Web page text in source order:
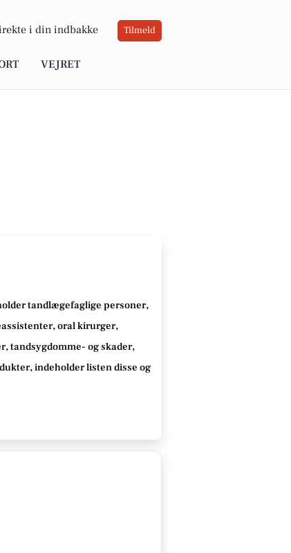
i din indbakke Tilmeld
VEJRET
tandlægefaglige personer,
oral kirurger,
tandsygdomme- og skader,
, indeholder listen disse og